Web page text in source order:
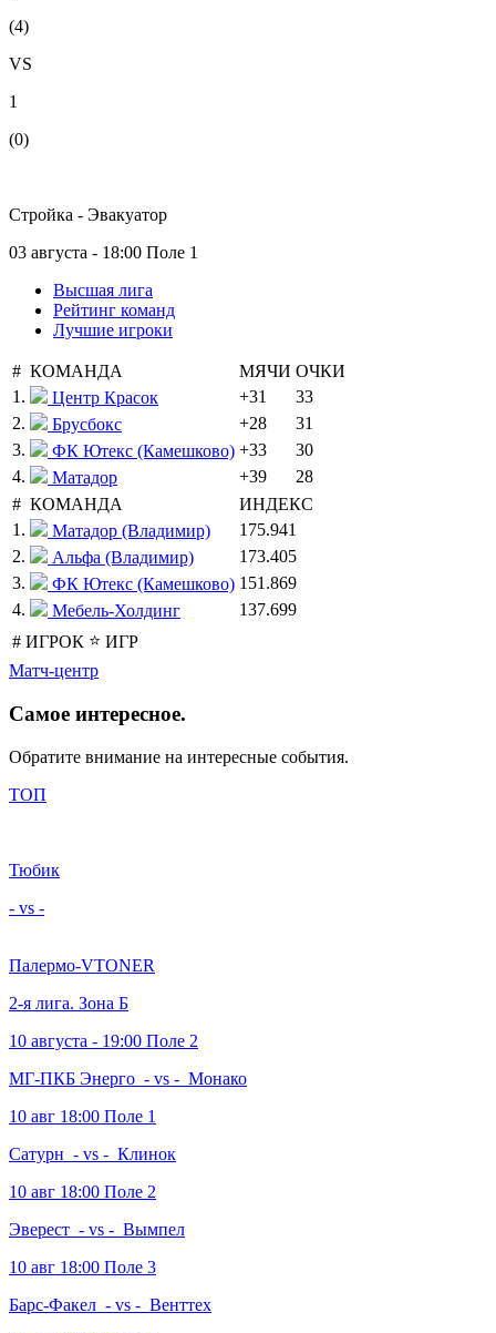
(4)
VS
1
(0)
Стройка - Эвакуатор
03 августа - 18:00 Поле 1
Высшая лига
Рейтинг команд
Лучшие игроки
# КОМАНДА МЯЧИ ОЧКИ
1.
Центр Красок +31
33
2.
Брусбокс +28
31
3.
ФК Ютекс (Камешково) +33
30
4.
Матадор +39
28
# КОМАНДА
ИНДЕКС
1.
Матадор (Владимир)
175.941
2.
Альфа (Владимир)
173.405
3.
ФК Ютекс (Камешково) 151.869
4.
Мебель-Холдинг
137.699
# ИГРОК ⭐ ИГР
Матч-центр
Самое интересное.
Обратите внимание на интересные события.
ТОП
Тюбик
- vs -
Палермо-VTONER
2-я лига. Зона Б
10 августа - 19:00 Поле 2
МГ-ПКБ Энерго - vs - Монако
10 авг 18:00 Поле 1
Сатурн - vs - Клинок
10 авг 18:00 Поле 2
Эверест - vs - Вымпел
10 авг 18:00 Поле 3
Барс-Факел - vs - Венттех